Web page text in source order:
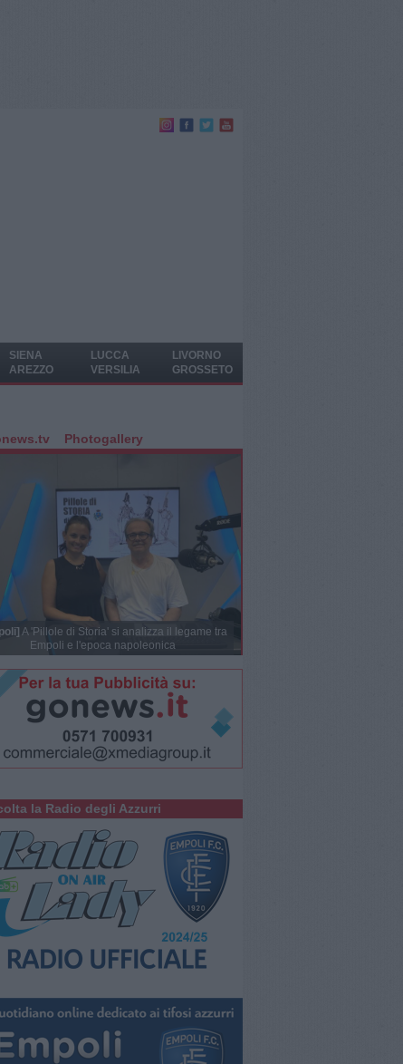
SIENA
AREZZO
LUCCA
VERSILIA
LIVORNO
GROSSETO
Photogallery
A 'Pillole di Storia' si analizza il legame tra
Empoli e l'epoca napoleonica
la Radio degli Azzurri